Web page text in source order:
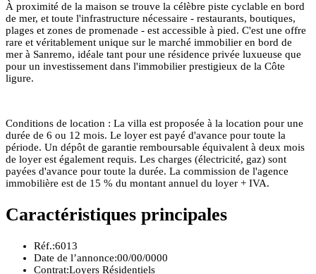
À proximité de la maison se trouve la célèbre piste cyclable en bord
de mer, et toute l'infrastructure nécessaire - restaurants, boutiques,
plages et zones de promenade - est accessible à pied. C'est une offre
rare et véritablement unique sur le marché immobilier en bord de
mer à Sanremo, idéale tant pour une résidence privée luxueuse que
pour un investissement dans l'immobilier prestigieux de la Côte
ligure.
Conditions de location : La villa est proposée à la location pour une
durée de 6 ou 12 mois. Le loyer est payé d'avance pour toute la
période. Un dépôt de garantie remboursable équivalent à deux mois
de loyer est également requis. Les charges (électricité, gaz) sont
payées d'avance pour toute la durée. La commission de l'agence
immobilière est de 15 % du montant annuel du loyer + IVA.
Caractéristiques principales
Réf.:6013
Date de l’annonce:00/00/0000
Contrat:Loyers Résidentiels